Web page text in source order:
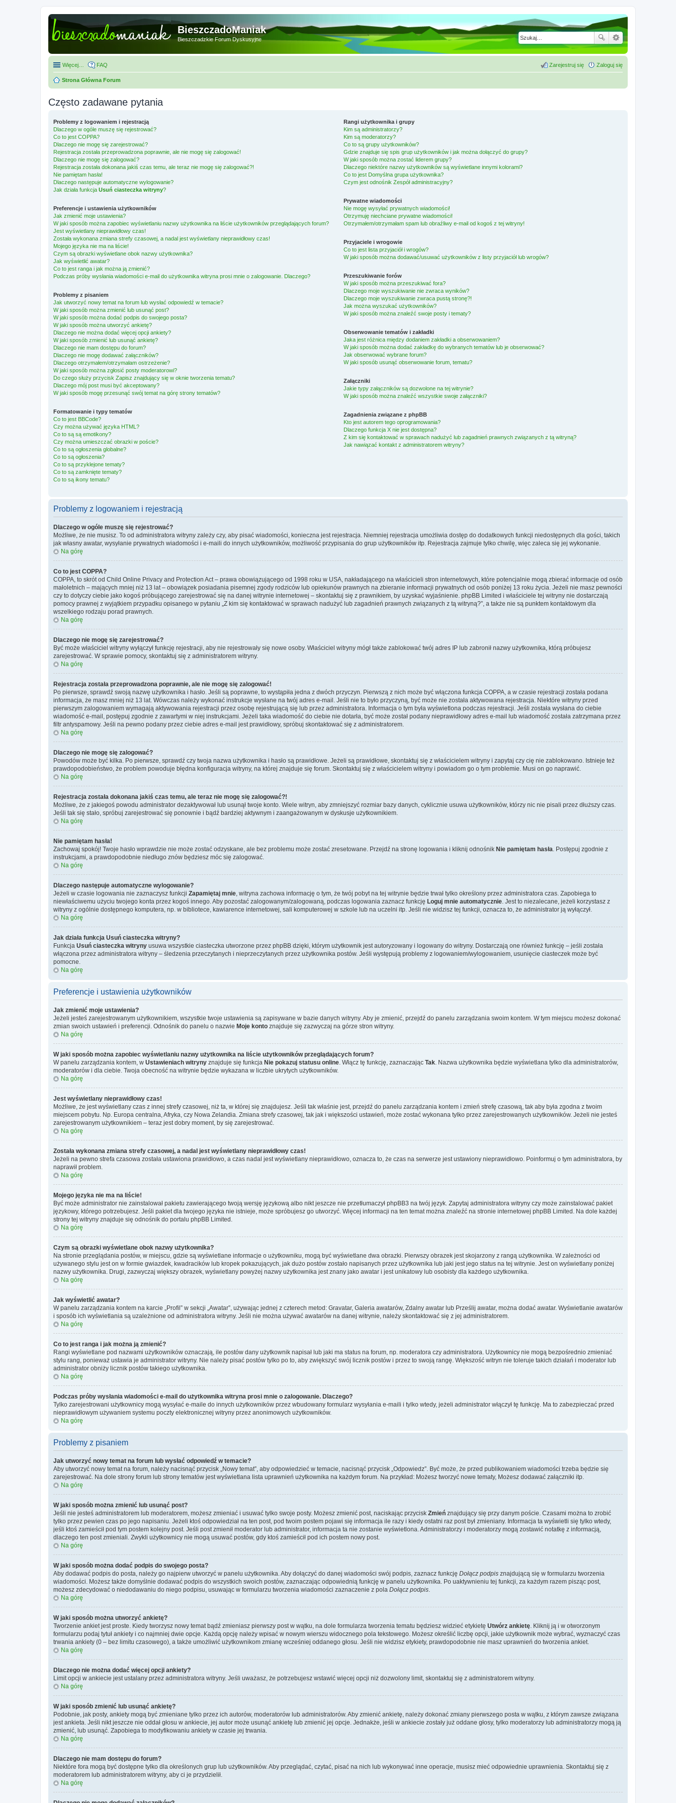
BieszczadoManiak
Bieszczadzkie Forum Dyskusyjne
Więcej… FAQ Zaloguj się
Zarejestruj się
Strona Główna Forum
Często zadawane pytania
Problemy z logowaniem i rejestracją
Dlaczego w ogóle muszę się rejestrować?
Co to jest COPPA?
Dlaczego nie mogę się zarejestrować?
Rejestracja została przeprowadzona poprawnie, ale nie mogę się zalogować!
Dlaczego nie mogę się zalogować?
Rejestracja została dokonana jakiś czas temu, ale teraz nie mogę się zalogować?!
Nie pamiętam hasła!
Dlaczego następuje automatyczne wylogowanie?
Jak działa funkcja Usuń ciasteczka witryny?
Preferencje i ustawienia użytkowników
Jak zmienić moje ustawienia?
W jaki sposób można zapobiec wyświetlaniu nazwy użytkownika na liście użytkowników przeglądających forum?
Jest wyświetlany nieprawidłowy czas!
Została wykonana zmiana strefy czasowej, a nadal jest wyświetlany nieprawidłowy czas!
Mojego języka nie ma na liście!
Czym są obrazki wyświetlane obok nazwy użytkownika?
Jak wyświetlić awatar?
Co to jest ranga i jak można ją zmienić?
Podczas próby wysłania wiadomości e-mail do użytkownika witryna prosi mnie o zalogowanie. Dlaczego?
Problemy z pisaniem
Jak utworzyć nowy temat na forum lub wysłać odpowiedź w temacie?
W jaki sposób można zmienić lub usunąć post?
W jaki sposób można dodać podpis do swojego posta?
W jaki sposób można utworzyć ankietę?
Dlaczego nie można dodać więcej opcji ankiety?
W jaki sposób zmienić lub usunąć ankietę?
Dlaczego nie mam dostępu do forum?
Dlaczego nie mogę dodawać załączników?
Dlaczego otrzymałem/otrzymałam ostrzeżenie?
W jaki sposób można zgłosić posty moderatorowi?
Do czego służy przycisk Zapisz znajdujący się w oknie tworzenia tematu?
Dlaczego mój post musi być akceptowany?
W jaki sposób mogę przesunąć swój temat na górę strony tematów?
Formatowanie i typy tematów
Co to jest BBCode?
Czy można używać języka HTML?
Co to są są emotikony?
Czy można umieszczać obrazki w poście?
Co to są ogłoszenia globalne?
Co to są ogłoszenia?
Co to są przyklejone tematy?
Co to są zamknięte tematy?
Co to są ikony tematu?
Rangi użytkownika i grupy
Kim są administratorzy?
Kim są moderatorzy?
Co to są grupy użytkowników?
Gdzie znajduje się spis grup użytkowników i jak można dołączyć do grupy?
W jaki sposób można zostać liderem grupy?
Dlaczego niektóre nazwy użytkowników są wyświetlane innymi kolorami?
Co to jest Domyślna grupa użytkownika?
Czym jest odnośnikZespół administracyjny?
Prywatne wiadomości
Nie mogę wysyłać prywatnych wiadomości!
Otrzymuję niechciane prywatne wiadomości!
Otrzymałem/otrzymałam spam lub obraźliwy e-mail od kogoś z tej witryny!
Przyjaciele i wrogowie
Co to jest lista przyjaciół i wrogów?
W jaki sposób można dodawać/usuwać użytkowników z listy przyjaciół lub wrogów?
Przeszukiwanie forów
W jaki sposób można przeszukiwać fora?
Dlaczego moje wyszukiwanie nie zwraca wyników?
Dlaczego moje wyszukiwanie zwraca pustą stronę?!
Jak można wyszukać użytkowników?
W jaki sposób można znaleźć swoje posty i tematy?
Obserwowanie tematów i zakładki
Jaka jest różnica między dodaniem zakładki a obserwowaniem?
W jaki sposób można dodać zakładkę do wybranych tematów lub je obserwować?
Jak obserwować wybrane forum?
W jaki sposób usunąć obserwowanie forum, tematu?
Załączniki
Jakie typy załączników są dozwolone na tej witrynie?
W jaki sposób można znaleźć wszystkie swoje załączniki?
Zagadnienia związane z phpBB
Kto jest autorem tego oprogramowania?
Dlaczego funkcja X nie jest dostępna?
Z kim się kontaktować w sprawach nadużyć lub zagadnień prawnych związanych z tą witryną?
Jak nawiązać kontakt z administratorem witryny?
Problemy z logowaniem i rejestracją
Dlaczego w ogóle muszę się rejestrować?
Możliwe, że nie musisz. To od administratora witryny zależy czy, aby pisać wiadomości, konieczna jest rejestracja. Niemniej rejestracja umożliwia dostęp do dodatkowych funkcji niedostępnych dla gości, takich
jak własny awatar, wysyłanie prywatnych wiadomości i e-maili do innych użytkowników, możliwość przypisania do grup użytkowników itp. Rejestracja zajmuje tylko chwilę, więc zaleca się jej wykonanie.
Na górę
Co to jest COPPA?
COPPA, to skrót od Child Online Privacy and Protection Act – prawa obowiązującego od 1998 roku w USA, nakładającego na właścicieli stron internetowych, które potencjalnie mogą zbierać informacje od osób
małoletnich – mających mniej niż 13 lat – obowiązek posiadania pisemnej zgody rodziców lub opiekunów prawnych na zbieranie informacji prywatnych od osób poniżej 13 roku życia. Jeżeli nie masz pewności
czy to dotyczy ciebie jako kogoś próbującego zarejestrować się na danej witrynie internetowej – skontaktuj się z prawnikiem, by uzyskać wyjaśnienie. phpBB Limited i właściciele tej witryny nie dostarczają
pomocy prawnej z wyjątkiem przypadku opisanego w pytaniu „Z kim się kontaktować w sprawach nadużyć lub zagadnień prawnych związanych z tą witryną?”, a także nie są punktem kontaktowym dla
wszelkiego rodzaju porad prawnych.
Na górę
Dlaczego nie mogę się zarejestrować?
Być może właściciel witryny wyłączył funkcję rejestracji, aby nie rejestrowały się nowe osoby. Właściciel witryny mógł także zablokować twój adres IP lub zabronił nazwy użytkownika, którą próbujesz
zarejestrować. W sprawie pomocy, skontaktuj się z administratorem witryny.
Na górę
Rejestracja została przeprowadzona poprawnie, ale nie mogę się zalogować!
Po pierwsze, sprawdź swoją nazwę użytkownika i hasło. Jeśli są poprawne, to wystąpiła jedna z dwóch przyczyn. Pierwszą z nich może być włączona funkcja COPPA, a w czasie rejestracji została podana
informacja, że masz mniej niż 13 lat. Wówczas należy wykonać instrukcje wysłane na twój adres e-mail. Jeśli nie to było przyczyną, być może nie została aktywowana rejestracja. Niektóre witryny przed
pierwszym zalogowaniem wymagają aktywowania rejestracji przez osobę rejestrującą się lub przez administratora. Informacja o tym była wyświetlona podczas rejestracji. Jeśli została wysłana do ciebie
wiadomość e-mail, postępuj zgodnie z zawartymi w niej instrukcjami. Jeżeli taka wiadomość do ciebie nie dotarła, być może został podany nieprawidłowy adres e-mail lub wiadomość została zatrzymana przez
filtr antyspamowy. Jeśli na pewno podany przez ciebie adres e-mail jest prawidłowy, spróbuj skontaktować się z administratorem.
Na górę
Dlaczego nie mogę się zalogować?
Powodów może być kilka. Po pierwsze, sprawdź czy twoja nazwa użytkownika i hasło są prawidłowe. Jeżeli są prawidłowe, skontaktuj się z właścicielem witryny i zapytaj czy cię nie zablokowano. Istnieje też
prawdopodobieństwo, że problem powoduje błędna konfiguracja witryny, na której znajduje się forum. Skontaktuj się z właścicielem witryny i powiadom go o tym problemie. Musi on go naprawić.
Na górę
Rejestracja została dokonana jakiś czas temu, ale teraz nie mogę się zalogować?!
Możliwe, że z jakiegoś powodu administrator dezaktywował lub usunął twoje konto. Wiele witryn, aby zmniejszyć rozmiar bazy danych, cyklicznie usuwa użytkowników, którzy nic nie pisali przez dłuższy czas.
Jeśli tak się stało, spróbuj zarejestrować się ponownie i bądź bardziej aktywnym i zaangażowanym w dyskusje użytkownikiem.
Na górę
Nie pamiętam hasła!
Zachowaj spokój! Twoje hasło wprawdzie nie może zostać odzyskane, ale bez problemu może zostać zresetowane. Przejdź na stronę logowania i kliknij odnośnik Nie pamiętam hasła . Postępuj zgodnie z
instrukcjami, a prawdopodobnie niedługo znów będziesz móc się zalogować.
Na górę
Dlaczego następuje automatyczne wylogowanie?
Jeżeli w czasie logowania nie zaznaczysz funkcji Zapamiętaj mnie , witryna zachowa informację o tym, że twój pobyt na tej witrynie będzie trwał tylko określony przez administratora czas. Zapobiega to
niewłaściwemu użyciu twojego konta przez kogoś innego. Aby pozostać zalogowanym/zalogowaną, podczas logowania zaznacz funkcję Loguj mnie automatycznie . Jest to niezalecane, jeżeli korzystasz z
witryny z ogólnie dostępnego komputera, np. w bibliotece, kawiarence internetowej, sali komputerowej w szkole lub na uczelni itp. Jeśli nie widzisz tej funkcji, oznacza to, że administrator ją wyłączył.
Na górę
Jak działa funkcja Usuń ciasteczka witryny?
Funkcja Usuń ciasteczka witryny usuwa wszystkie ciasteczka utworzone przez phpBB dzięki, którym użytkownik jest autoryzowany i logowany do witryny. Dostarczają one również funkcję – jeśli została
włączona przez administratora witryny – śledzenia przeczytanych i nieprzeczytanych przez użytkownika postów. Jeśli występują problemy z logowaniem/wylogowaniem, usunięcie ciasteczek może być
pomocne.
Na górę
Preferencje i ustawienia użytkowników
Jak zmienić moje ustawienia?
Jeżeli jesteś zarejestrowanym użytkownikiem, wszystkie twoje ustawienia są zapisywane w bazie danych witryny. Aby je zmienić, przejdź do panelu zarządzania swoim kontem. W tym miejscu możesz dokonać
zmian swoich ustawień i preferencji. Odnośnik do panelu o nazwie Moje konto znajduje się zazwyczaj na górze stron witryny.
Na górę
W jaki sposób można zapobiec wyświetlaniu nazwy użytkownika na liście użytkowników przeglądających forum?
W panelu zarządzania kontem, w Ustawieniach witryny znajduje się funkcja Nie pokazuj statusu online . Włącz tę funkcję, zaznaczając Tak . Nazwa użytkownika będzie wyświetlana tylko dla administratorów,
moderatorów i dla ciebie. Twoja obecność na witrynie będzie wykazana w liczbie ukrytych użytkowników.
Na górę
Jest wyświetlany nieprawidłowy czas!
Możliwe, że jest wyświetlany czas z innej strefy czasowej, niż ta, w której się znajdujesz. Jeśli tak właśnie jest, przejdź do panelu zarządzania kontem i zmień strefę czasową, tak aby była zgodna z twoim
miejscem pobytu. Np. Europa centralna, Afryka, czy Nowa Zelandia. Zmiana strefy czasowej, tak jak i większości ustawień, może zostać wykonana tylko przez zarejestrowanych użytkowników. Jeżeli nie jesteś
zarejestrowanym użytkownikiem – teraz jest dobry moment, by się zarejestrować.
Na górę
Została wykonana zmiana strefy czasowej, a nadal jest wyświetlany nieprawidłowy czas!
Jeżeli na pewno strefa czasowa została ustawiona prawidłowo, a czas nadal jest wyświetlany nieprawidłowo, oznacza to, że czas na serwerze jest ustawiony nieprawidłowo. Poinformuj o tym administratora, by
naprawił problem.
Na górę
Mojego języka nie ma na liście!
Być może administrator nie zainstalował pakietu zawierającego twoją wersję językową albo nikt jeszcze nie przetłumaczył phpBB3 na twój język. Zapytaj administratora witryny czy może zainstalować pakiet
językowy, którego potrzebujesz. Jeśli pakiet dla twojego języka nie istnieje, może spróbujesz go utworzyć. Więcej informacji na ten temat można znaleźć na stronie internetowej phpBB Limited. Na dole każdej
strony tej witryny znajduje się odnośnik do portalu phpBB Limited.
Na górę
Czym są obrazki wyświetlane obok nazwy użytkownika?
Na stronie przeglądania postów, w miejscu, gdzie są wyświetlane informacje o użytkowniku, mogą być wyświetlane dwa obrazki. Pierwszy obrazek jest skojarzony z rangą użytkownika. W zależności od
używanego stylu jest on w formie gwiazdek, kwadracików lub kropek pokazujących, jak dużo postów zostało napisanych przez użytkownika lub jaki jest jego status na tej witrynie. Jest on wyświetlany poniżej
nazwy użytkownika. Drugi, zazwyczaj większy obrazek, wyświetlany powyżej nazwy użytkownika jest znany jako awatar i jest unikatowy lub osobisty dla każdego użytkownika.
Na górę
Jak wyświetlić awatar?
W panelu zarządzania kontem na karcie „Profil” w sekcji „Awatar”, używając jednej z czterech metod: Gravatar, Galeria awatarów, Zdalny awatar lub Prześlij awatar, można dodać awatar. Wyświetlanie awatarów
i sposób ich wyświetlania są uzależnione od administratora witryny. Jeśli nie można używać awatarów na danej witrynie, należy skontaktować się z jej administratorem.
Na górę
Co to jest ranga i jak można ją zmienić?
Rangi wyświetlane pod nazwami użytkowników oznaczają, ile postów dany użytkownik napisał lub jaki ma status na forum, np. moderatora czy administratora. Użytkownicy nie mogą bezpośrednio zmieniać
stylu rang, ponieważ ustawia je administrator witryny. Nie należy pisać postów tylko po to, aby zwiększyć swój licznik postów i przez to swoją rangę. Większość witryn nie toleruje takich działań i moderator lub
administrator obniży licznik postów takiego użytkownika.
Na górę
Podczas próby wysłania wiadomości e-mail do użytkownika witryna prosi mnie o zalogowanie. Dlaczego?
Tylko zarejestrowani użytkownicy mogą wysyłać e-maile do innych użytkowników przez wbudowany formularz wysyłania e-maili i tylko wtedy, jeżeli administrator włączył tę funkcję. Ma to zabezpieczać przed
nieprawidłowym używaniem systemu poczty elektronicznej witryny przez anonimowych użytkowników.
Na górę
Problemy z pisaniem
Jak utworzyć nowy temat na forum lub wysłać odpowiedź w temacie?
Aby utworzyć nowy temat na forum, należy nacisnąć przycisk „Nowy temat”, aby odpowiedzieć w temacie, nacisnąć przycisk „Odpowiedz”. Być może, że przed publikowaniem wiadomości trzeba będzie się
zarejestrować. Na dole strony forum lub strony tematów jest wyświetlana lista uprawnień użytkownika na każdym forum. Na przykład: Możesz tworzyć nowe tematy, Możesz dodawać załączniki itp.
Na górę
W jaki sposób można zmienić lub usunąć post?
Jeśli nie jesteś administratorem lub moderatorem, możesz zmieniać i usuwać tylko swoje posty. Możesz zmienić post, naciskając przycisk Zmień znajdujący się przy danym poście. Czasami można to zrobić
tylko przez pewien czas po jego napisaniu. Jeżeli ktoś odpowiedział na ten post, pod twoim postem pojawi się informacja ile razy i kiedy ostatni raz post był zmieniany. Informacja ta wyświetli się tylko wtedy,
jeśli ktoś zamieścił pod tym postem kolejny post. Jeśli post zmienił moderator lub administrator, informacja ta nie zostanie wyświetlona. Administratorzy i moderatorzy mogą zostawić notatkę z informacją,
dlaczego ten post zmieniali. Zwykli użytkownicy nie mogą usuwać postów, gdy ktoś zamieścił pod ich postem nowy post.
Na górę
W jaki sposób można dodać podpis do swojego posta?
Aby dodawać podpis do posta, należy go najpierw utworzyć w panelu użytkownika. Aby dołączyć do danej wiadomości swój podpis, zaznacz funkcję Dołącz podpis znajdującą się w formularzu tworzenia
wiadomości. Możesz także domyślnie dodawać podpis do wszystkich swoich postów, zaznaczając odpowiednią funkcję w panelu użytkownika. Po uaktywnieniu tej funkcji, za każdym razem pisząc post,
możesz zdecydować o niedodawaniu do niego podpisu, usuwając w formularzu tworzenia wiadomości zaznaczenie z pola Dołącz podpis
Na górę
W jaki sposób można utworzyć ankietę?
Tworzenie ankiet jest proste. Kiedy tworzysz nowy temat bądź zmieniasz pierwszy post w wątku, na dole formularza tworzenia tematu będziesz widzieć etykietę Utwórz ankietę . Kliknij ją i w otworzonym
formularzu podaj tytuł ankiety i co najmniej dwie opcje. Każdą opcję należy wpisać w nowym wierszu widocznego pola tekstowego. Możesz określić liczbę opcji, jakie użytkownik może wybrać, wyznaczyć czas
trwania ankiety (0 – bez limitu czasowego), a także umożliwić użytkownikom zmianę wcześniej oddanego głosu. Jeśli nie widzisz etykiety, prawdopodobnie nie masz uprawnień do tworzenia ankiet.
Na górę
Dlaczego nie można dodać więcej opcji ankiety?
Limit opcji w ankiecie jest ustalany przez administratora witryny. Jeśli uważasz, że potrzebujesz wstawić więcej opcji niż dozwolony limit, skontaktuj się z administratorem witryny.
Na górę
W jaki sposób zmienić lub usunąć ankietę?
Podobnie, jak posty, ankiety mogą być zmieniane tylko przez ich autorów, moderatorów lub administratorów. Aby zmienić ankietę, należy dokonać zmiany pierwszego posta w wątku, z którym zawsze związana
jest ankieta. Jeśli nikt jeszcze nie oddał głosu w ankiecie, jej autor może usunąć ankietę lub zmienić jej opcje. Jednakże, jeśli w ankiecie zostały już oddane głosy, tylko moderatorzy lub administratorzy mogą ją
zmienić, lub usunąć. Zapobiega to modyfikowaniu ankiety w czasie jej trwania.
Na górę
Dlaczego nie mam dostępu do forum?
Niektóre fora mogą być dostępne tylko dla określonych grup lub użytkowników. Aby przeglądać, czytać, pisać na nich lub wykonywać inne operacje, musisz mieć odpowiednie uprawnienia. Skontaktuj się z
moderatorem lub administratorem witryny, aby ci je przydzielił.
Na górę